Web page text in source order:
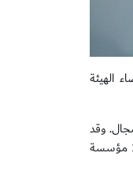
الهيئة
وقد
حققت الجامعة المرتبة الأولى على مستوى دولة الإمارات في تخصص علم البيانات والذكاء الاصطناعي، وصُنفت ضمن أفضل 51–100 مؤسسة